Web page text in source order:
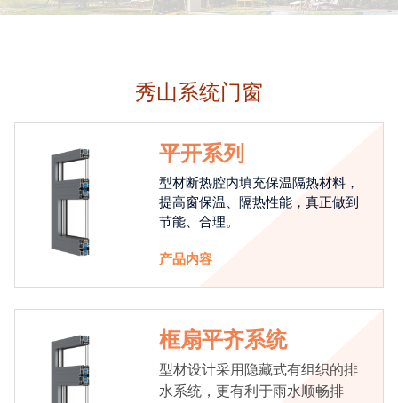
秀山系统门窗
平开系列
型材断热腔内填充保温隔热材料，
提高窗保温、隔热性能，真正做到
节能、合理。
产品内容
框扇平齐系统
型材设计采用隐藏式有组织的排
水系统，更有利于雨水顺畅排